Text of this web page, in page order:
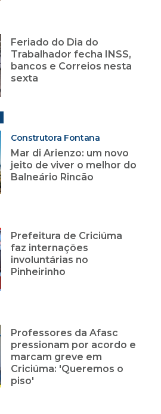
Feriado do Dia do
Trabalhador fecha INSS,
bancos e Correios nesta
sexta
Construtora Fontana
Mar di Arienzo: um novo
jeito de viver o melhor do
Balneário Rincão
Prefeitura de Criciúma
faz internações
involuntárias no
Pinheirinho
Professores da Afasc
pressionam por acordo e
marcam greve em
Criciúma: 'Queremos o
piso'